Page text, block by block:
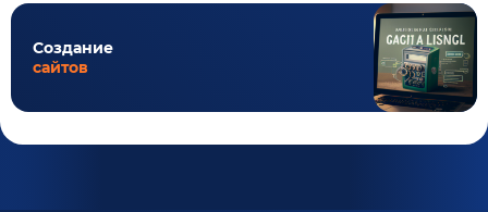
Создание
сайтов